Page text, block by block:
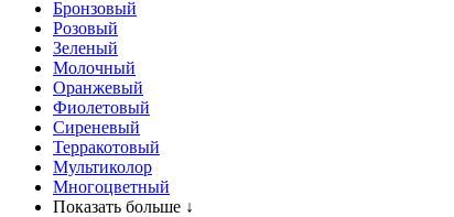
Бронзовый
Розовый
Зеленый
Молочный
Оранжевый
Фиолетовый
Сиреневый
Терракотовый
Мультиколор
Многоцветный
Показать больше ↓